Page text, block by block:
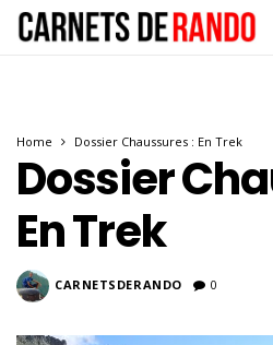
Home Dossier Chaussures : En Trek
Dossier
En Trek
CARNETSDERANDO 0